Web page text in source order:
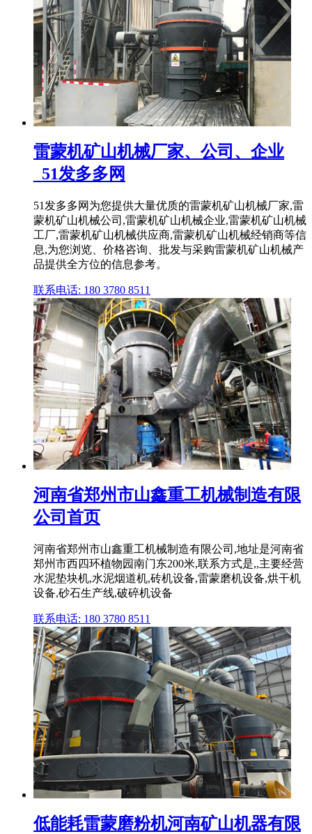
雷蒙机矿山机械厂家、公司、企业
_51发多多网
51发多多网为您提供大量优质的雷蒙机矿山机械厂家,雷
蒙机矿山机械公司,雷蒙机矿山机械企业,雷蒙机矿山机械
工厂,雷蒙机矿山机械供应商,雷蒙机矿山机械经销商等信
息,为您浏览、价格咨询、批发与采购雷蒙机矿山机械产
品提供全方位的信息参考。
联系电话: 180 3780 8511
河南省郑州市山鑫重工机械制造有限
公司首页
河南省郑州市山鑫重工机械制造有限公司,地址是河南省
郑州市西四环植物园南门东200米,联系方式是,,主要经营
水泥垫块机,水泥烟道机,砖机设备,雷蒙磨机设备,烘干机
设备,砂石生产线,破碎机设备
联系电话: 180 3780 8511
低能耗雷蒙磨粉机河南矿山机器有限